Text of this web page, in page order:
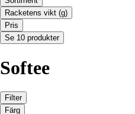
Racketens vikt (g)
Pris
Se 10 produkter
Softee
Filter
Färg